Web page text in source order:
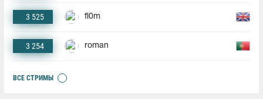
3 525 fl0m
3 254 roman
ВСЕ СТРИМЫ